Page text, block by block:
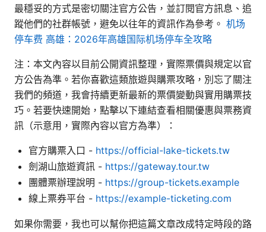
最穩妥的方式是密切關注官方公告，並訂閱官方訊息、追
蹤他們的社群帳號，避免以往年的資訊作為參考。 机场
停车费 高雄：2026年高雄国际机场停车全攻略
注：本文內容以目前公開資訊整理，實際票價與規定以官
方公告為準。若你喜歡這類旅遊與購票攻略，別忘了關注
我們的頻道，我會持續更新最新的票價變動與實用購票技
巧。若要快速開始，點擊以下連結查看相關優惠與票務資
訊（示意用，實際內容以官方為準）：
官方購票入口 - https://official-lake-tickets.tw
劍湖山旅遊資訊 - https://gateway.tour.tw
團體票辦理說明 - https://group-tickets.example
線上票券平台 - https://example-ticketing.com
如果你需要，我也可以幫你把這篇文章改成特定時段的路